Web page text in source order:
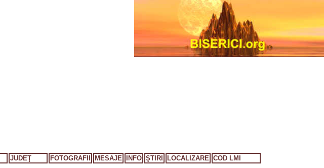
JUDEŢ FOTOGRAFII MESAJE INFO ŞTIRI LOCALIZARE COD LMI